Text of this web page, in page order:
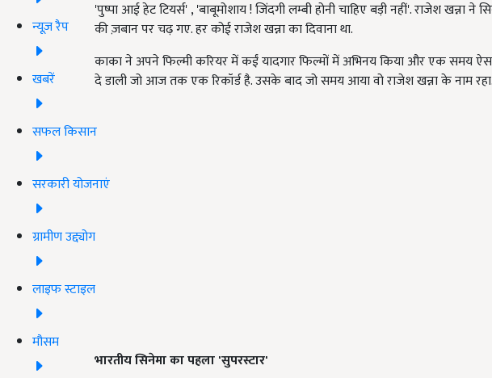
न्यूज़ रैप
खबरें
सफल किसान
सरकारी योजनाएं
ग्रामीण उद्द्योग
लाइफ स्टाइल
मौसम
'पुष्पा आई हेट टियर्स' , 'बाबूमोशाय ! जिंदगी लम्बी होनी चाहिए बड़ी नहीं'. राजेश खन्ना
की ज़बान पर चढ़ गए. हर कोई राजेश खन्ना का दिवाना था.
काका ने अपने फिल्मी करियर में कईं यादगार फिल्मों में अभिनय किया और एक समय
दे डाली जो आज तक एक रिकॉर्ड है. उसके बाद जो समय आया वो राजेश खन्ना के नाम रहा.
भारतीय सिनेमा का पहला'सुपरस्टार'